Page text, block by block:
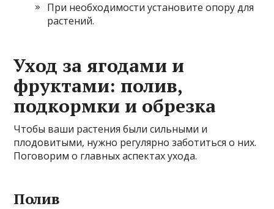
При необходимости установите опору для
растений.
Уход за ягодами и
фруктами: полив,
подкормки и обрезка
Чтобы ваши растения были сильными и
плодовитыми, нужно регулярно заботиться о них.
Поговорим о главных аспектах ухода.
Полив